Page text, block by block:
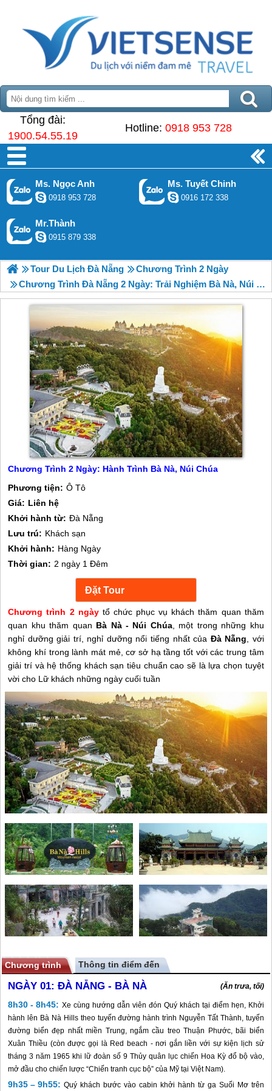
Tổng đài:
1900.54.55.19
Hotline: 0918 953 728
Ms. Ngọc Anh
0918 953 728
Ms. Tuyết Chinh
0916 172 338
Mr.Thành
0915 879 338
Tour Du Lịch Đà Nẵng
Chương Trình 2 Ngày
Chương Trình Đà Nẵng 2 Ngày: Trải Nghiệm Bà Nà, Núi Chúa
Chương Trình 2 Ngày: Hành Trình Bà Nà, Núi Chúa
Phương tiện: Ô Tô
Giá: Liên hệ
Khởi hành từ: Đà Nẵng
Lưu trú: Khách sạn
Khởi hành: Hàng Ngày
Thời gian: 2 ngày 1 Đêm
Chương trình 2 ngàytổ chức phục vụ khách thăm quan thăm
quan khu thăm quan Bà Nà - Núi Chúa, một trong những khu
nghỉ dưỡng giải trí, nghỉ dưỡng nổi tiếng nhất của Đà Nẵng , với
không khí trong lành mát mẻ, cơ sở hạ tầng tốt với các trung tâm
giải trí và hệ thống khách sạn tiêu chuẩn cao sẽ là lựa chọn tuyệt
vời cho Lữ khách những ngày cuối tuần
Chương trình Thông tin điểm đến
NGÀY 01: ĐÀ NẴNG - BÀ NÀ (Ăn trưa, tối)
8h30 - 8h45: Xe cùng hướng dẫn viên đón Quý khách tại điểm hẹn, Khởi
hành lên Bà Nà Hills theo tuyến đường hành trình Nguyễn Tất Thành, tuyến
đường biển đẹp nhất miền Trung, ngắm cầu treo Thuận Phước, bãi biển
Xuân Thiều (còn được gọi là Red beach - nơi gắn liền với sự kiện lịch sử
tháng 3 năm 1965 khi lữ đoàn số 9 Thủy quân lục chiến Hoa Kỳ đổ bộ vào,
mở đầu cho chiến lược “Chiến tranh cục bộ” của Mỹ tại Việt Nam).
9h35 – 9h55: Quý khách bước vào cabin khởi hành từ ga Suối Mơ trên